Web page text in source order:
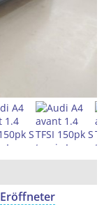
Eröffneter